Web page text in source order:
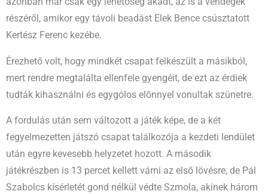
részéről, amikor egy távoli beadást Elek Bence csúsztatott
Kertész Ferenc kezébe.
Érezhető volt, hogy mindkét csapat felkészült a másikból,
mert rendre megtalálta ellenfele gyengéit, de ezt az érdiek
tudták kihasználni és egygólos előnnyel vonultak szünetre.
A fordulás után sem változott a játék képe, de a két
fegyelmezetten játszó csapat találkozója a kezdeti lendület
után egyre kevesebb helyzetet hozott. A második
játékrészben is 13 percet kellett várni az első lövésre, de Pál
Szabolcs kísérletét gond nélkül védte Szmola, akinek három